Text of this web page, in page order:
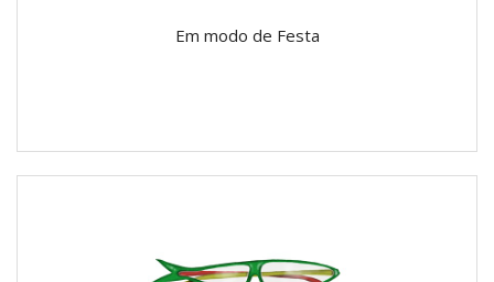
Em modo de Festa